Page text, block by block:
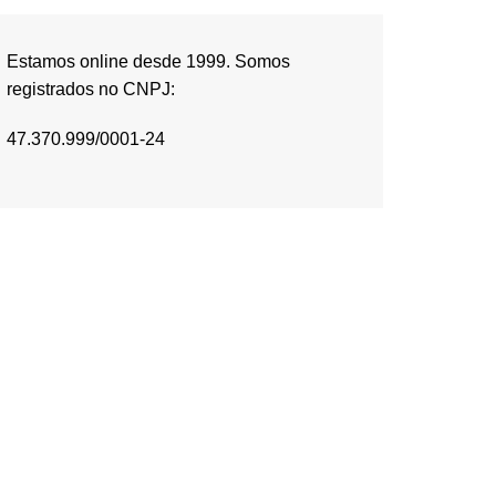
Estamos online desde 1999. Somos
registrados no CNPJ:
47.370.999/0001-24